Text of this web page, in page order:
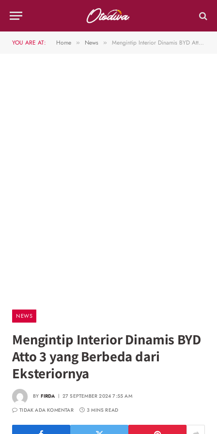
YOU ARE AT: Home » News » Mengintip Interior Dinamis BYD Atto 3 yang Berbeda dari Eksteriornya
NEWS
Mengintip Interior Dinamis BYD
Atto 3 yang Berbeda dari
Eksteriornya
BY FIRDA
27 SEPTEMBER 2024 7:55 AM
TIDAK ADA KOMENTAR
3 MINS READ